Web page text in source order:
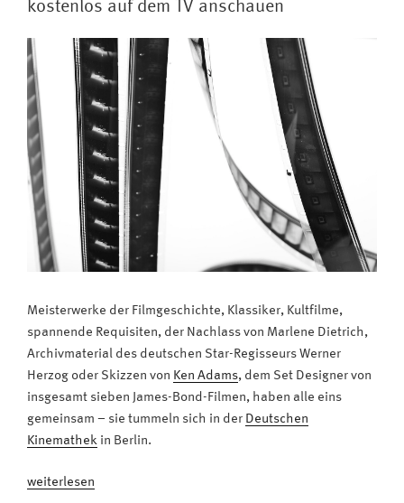
kostenlos auf dem TV anschauen
Meisterwerke der Filmgeschichte, Klassiker, Kultfilme,
spannende Requisiten, der Nachlass von Marlene Dietrich,
Archivmaterial des deutschen Star-Regisseurs Werner
Herzog oder Skizzen von Ken Adams, dem Set Designer von
insgesamt sieben James-Bond-Filmen, haben alle eins
gemeinsam – sie tummeln sich in der Deutschen
Kinemathek in Berlin.
„Streaming:
weiterlesen